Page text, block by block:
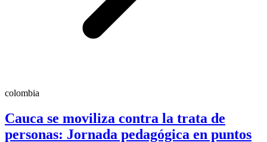
colombia
Cauca se moviliza contra la trata de
personas: Jornada pedagógica en puntos